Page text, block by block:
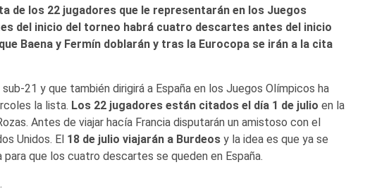
de los 22 jugadores que le representarán en los Juegos
del inicio del torneo habrá cuatro descartes antes del inicio
Baena y Fermín doblarán y tras la Eurocopa se irán a la cita
21 y que también dirigirá a España en los Juegos Olímpicos ha
la lista. Los 22 jugadores están citados el día 1 de julio en la
Antes de viajar hacía Francia disputarán un amistoso con el
Unidos. El 18 de julio viajarán a Burdeosy la idea es que ya se
que los cuatro descartes se queden en España.